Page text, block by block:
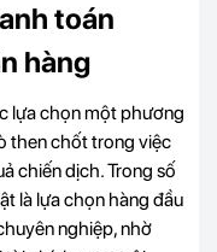
toán
hàng
lựa chọn một phương
then chốt trong việc
chiến dịch. Trong số
là lựa chọn hàng đầu
nghiệp, nhờ